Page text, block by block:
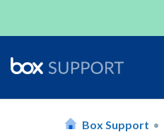
Box Support